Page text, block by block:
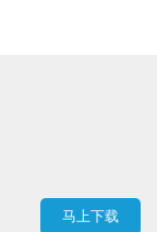
马上下载